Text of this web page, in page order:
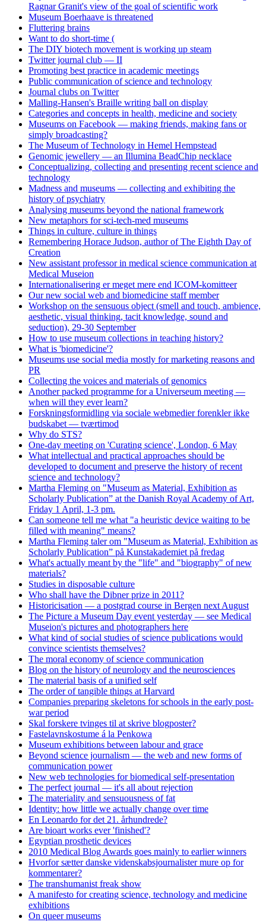
Ragnar Granit's view of the goal of scientific work
Museum Boerhaave is threatened
Fluttering brains
Want to do short-time (
The DIY biotech movement is working up steam
Twitter journal club — II
Promoting best practice in academic meetings
Public communication of science and technology
Journal clubs on Twitter
Malling-Hansen's Braille writing ball on display
Categories and concepts in health, medicine and society
Museums on Facebook — making friends, making fans or
simply broadcasting?
The Museum of Technology in Hemel Hempstead
Genomic jewellery — an Illumina BeadChip necklace
Conceptualizing, collecting and presenting recent science and
technology
Madness and museums — collecting and exhibiting the
history of psychiatry
Analysing museums beyond the national framework
New metaphors for sci-tech-med museums
Things in culture, culture in things
Remembering Horace Judson, author of The Eighth Day of
Creation
New assistant professor in medical science communication at
Medical Museion
Internationalisering er meget mere end ICOM-komitteer
Our new social web and biomedicine staff member
Workshop on the sensuous object (smell and touch, ambience,
aesthetic, visual thinking, tacit knowledge, sound and
seduction), 29-30 September
How to use museum collections in teaching history?
What is 'biomedicine'?
Museums use social media mostly for marketing reasons and
PR
Collecting the voices and materials of genomics
Another packed programme for a Universeum meeting —
when will they ever learn?
Forskningsformidling via sociale webmedier forenkler ikke
budskabet — tværtimod
Why do STS?
One-day meeting on 'Curating science', London, 6 May
What intellectual and practical approaches should be
developed to document and preserve the history of recent
science and technology?
Martha Fleming on "Museum as Material, Exhibition as
Scholarly Publication” at the Danish Royal Academy of Art,
Friday 1 April, 1-3 pm.
Can someone tell me what "a heuristic device waiting to be
filled with meaning" means?
Martha Fleming taler om "Museum as Material, Exhibition as
Scholarly Publication” på Kunstakademiet på fredag
What's actually meant by the "life" and "biography" of new
materials?
Studies in disposable culture
Who shall have the Dibner prize in 2011?
Historicisation — a postgrad course in Bergen next August
The Picture a Museum Day event yesterday — see Medical
Museion's pictures and photographers here
What kind of social studies of science publications would
convince scientists themselves?
The moral economy of science communication
Blog on the history of neurology and the neurosciences
The material basis of a unified self
The order of tangible things at Harvard
Companies preparing skeletons for schools in the early post-
war period
Skal forskere tvinges til at skrive blogposter?
Fastelavnskostume á la Penkowa
Museum exhibitions between labour and grace
Beyond science journalism — the web and new forms of
communication power
New web technologies for biomedical self-presentation
The perfect journal — it's all about rejection
The materiality and sensuousness of fat
Identity: how little we actually change over time
En Leonardo for det 21. århundrede?
Are bioart works ever 'finished'?
Egyptian prosthetic devices
2010 Medical Blog Awards goes mainly to earlier winners
Hvorfor sætter danske videnskabsjournalister mure op for
kommentarer?
The transhumanist freak show
A manifesto for creating science, technology and medicine
exhibitions
On queer museums